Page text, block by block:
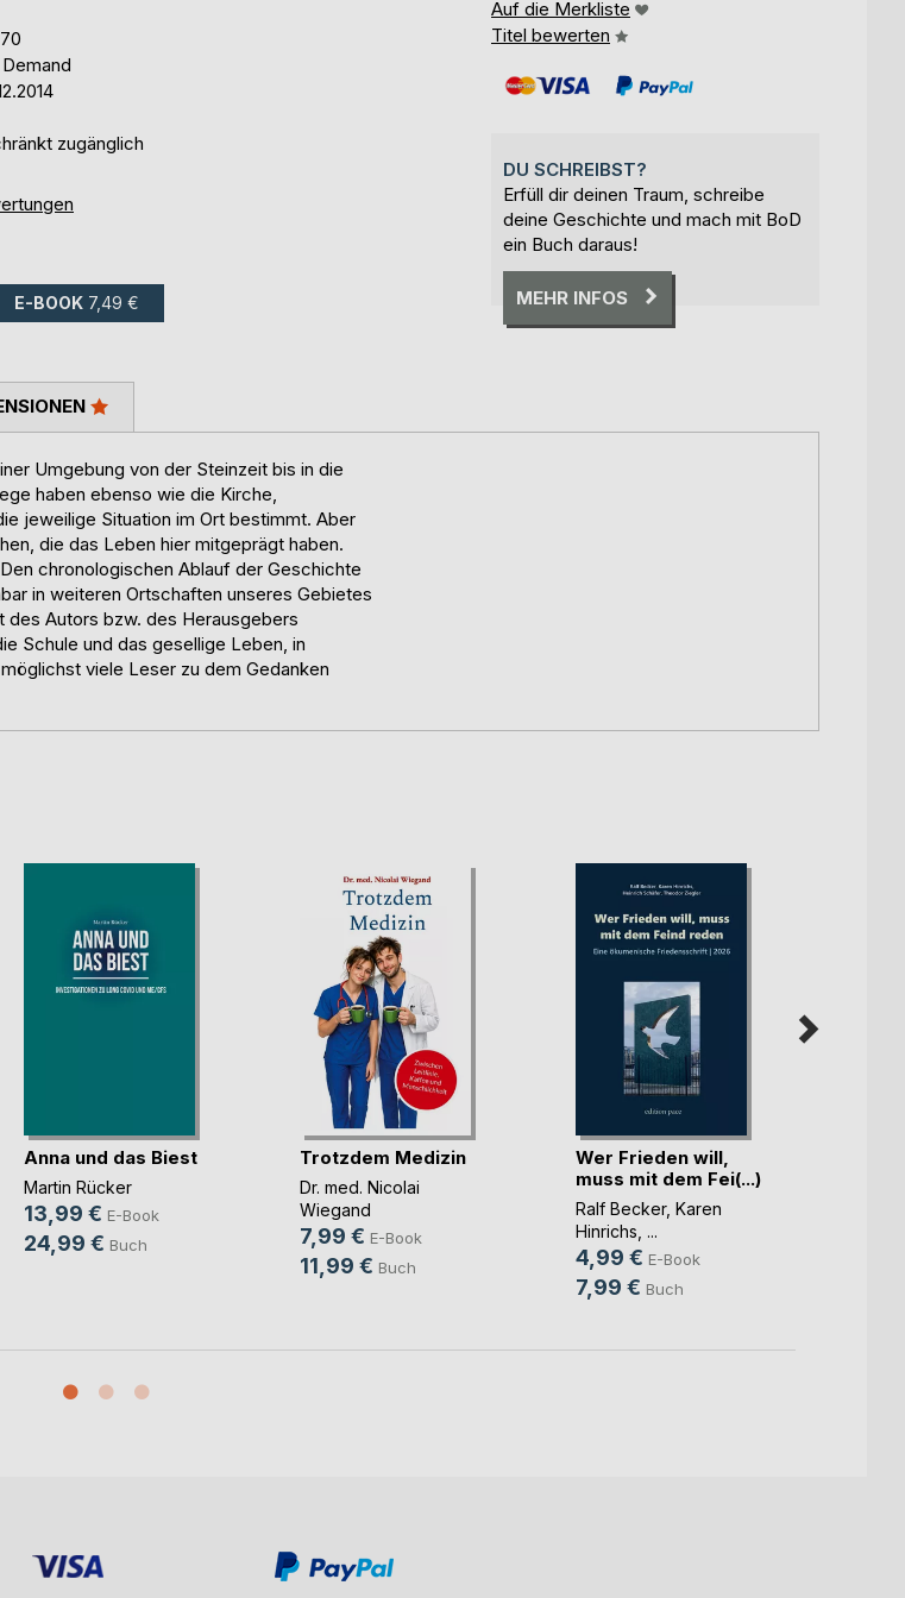
zugänglich
E-BOOK 7,49 €
Auf die Merkliste
Titel bewerten
DU SCHREIBST?
Erfüll dir deinen Traum, schreibe
deine Geschichte und mach mit BoD
ein Buch daraus!
MEHR INFOS
Umgebung von der Steinzeit bis in die
haben ebenso wie die Kirche,
jeweilige Situation im Ort bestimmt. Aber
die das Leben hier mitgeprägt haben.
chronologischen Ablauf der Geschichte
in weiteren Ortschaften unseres Gebietes
des Autors bzw. des Herausgebers
Schule und das gesellige Leben, in
viele Leser zu dem Gedanken
Anna und das Biest
Martin Rücker
13,99 € E-Book
24,99 € Buch
Trotzdem Medizin
Dr. med. Nicolai
Wiegand
7,99 € E-Book
11,99 € Buch
Wer Frieden will,
muss mit dem Fei(...)
Ralf Becker, Karen
Hinrichs , ...
4,99 € E-Book
7,99 € Buch